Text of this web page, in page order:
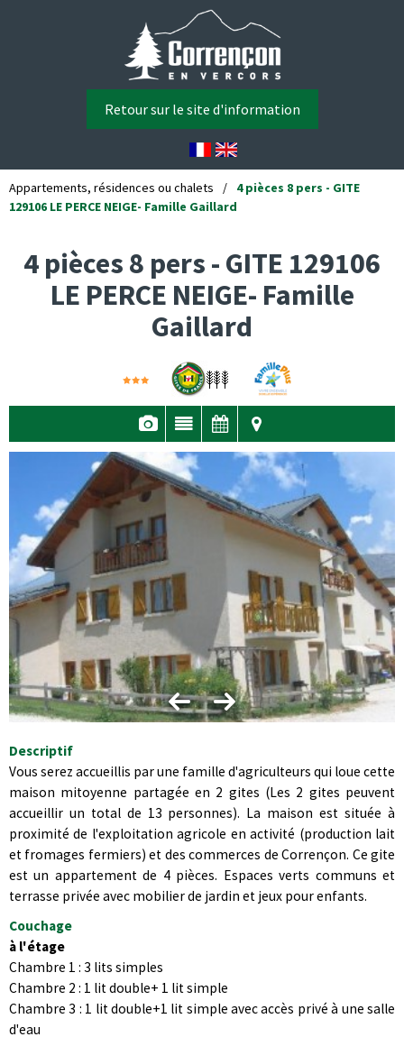
Retour sur le site d'information
Appartements, résidences ou chalets /
4 pièces 8 pers - GITE
129106 LE PERCE NEIGE- Famille Gaillard
4 pièces 8 pers - GITE 129106
LE PERCE NEIGE- Famille
Gaillard
Descriptif
Vous serez accueillis par une famille d'agriculteurs qui loue cette
maison mitoyenne partagée en 2 gites (Les 2 gites peuvent
accueillir un total de 13 personnes). La maison est située à
proximité de l'exploitation agricole en activité (production lait
et fromages fermiers) et des commerces de Corrençon. Ce gite
est un appartement de 4 pièces. Espaces verts communs et
terrasse privée avec mobilier de jardin et jeux pour enfants.
Couchage
à l'étage
Chambre 1 : 3 lits simples
Chambre 2 : 1 lit double+ 1 lit simple
Chambre 3 : 1 lit double+1 lit simple avec accès privé à une salle
d'eau